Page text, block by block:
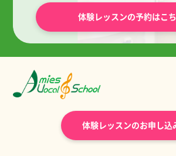
体験レッスンの予約はこ
体験レッスンのお申し込